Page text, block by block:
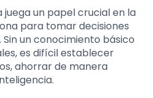
juega un papel crucial en la
para tomar decisiones
un conocimiento básico
es difícil establecer
ahorrar de manera